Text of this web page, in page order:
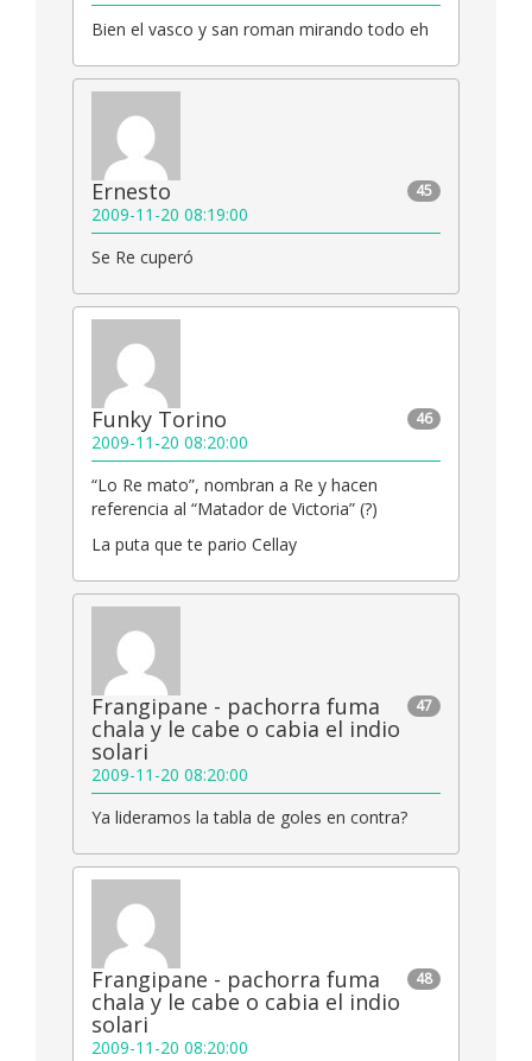
Bien el vasco y san roman mirando todo eh
45
Ernesto
2009-11-20 08:19:00
Se Re cuperó
46
Funky Torino
2009-11-20 08:20:00
“Lo Re mato”, nombran a Re y hacen
referencia al “Matador de Victoria” (?)
La puta que te pario Cellay
47
Frangipane - pachorra fuma
chala y le cabe o cabia el indio
solari
2009-11-20 08:20:00
Ya lideramos la tabla de goles en contra?
48
Frangipane - pachorra fuma
chala y le cabe o cabia el indio
solari
2009-11-20 08:20:00